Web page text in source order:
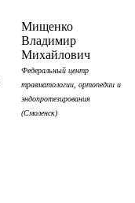
Мищенко
Владимир
Михайлович
Федеральный центр
травматологии, ортопедии и
эндопротезирования
(Смоленск)